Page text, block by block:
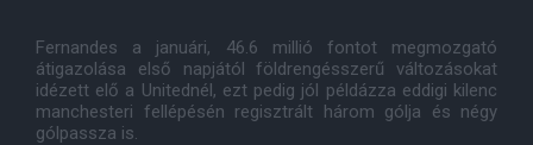
Fernandes a januári, 46.6 millió fontot megmozgató
átigazolása első napjától földrengésszerű változásokat
idézett elő a Unitednél, ezt pedig jól példázza eddigi kilenc
manchesteri fellépésén regisztrált három gólja és négy
gólpassza is.